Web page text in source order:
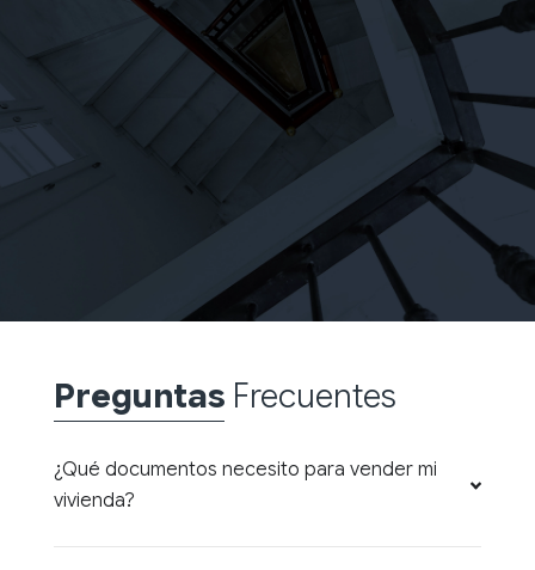
Preguntas Frecuentes
¿Qué documentos necesito para vender mi
vivienda?